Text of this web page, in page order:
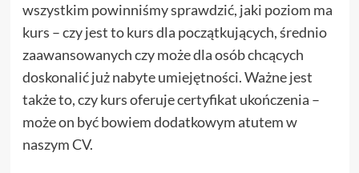
wszystkim powinniśmy sprawdzić, jaki poziom ma
kurs – czy jest to kurs dla początkujących, średnio
zaawansowanych czy może dla osób chcących
doskonalić już nabyte umiejętności. Ważne jest
także to, czy kurs oferuje certyfikat ukończenia –
może on być bowiem dodatkowym atutem w
naszym CV.